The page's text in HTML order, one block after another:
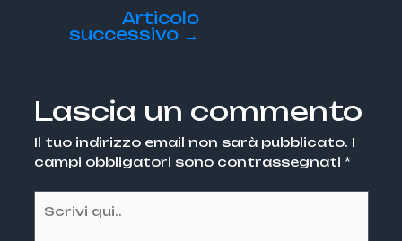
Articolo
successivo →
Lascia un commento
Il tuo indirizzo email non sarà pubblicato. I
campi obbligatori sono contrassegnati *
qui..